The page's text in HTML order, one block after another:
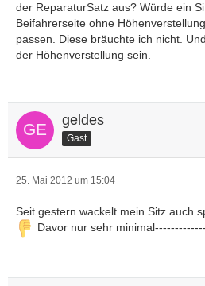
der ReparaturSatz aus? Würde ein
Beifahrerseite ohne
passen. Diese bräuchte ich nicht.
der Höhenverstellung sein.
geldes
Gast
25. Mai 2012 um 15:04
Seit gestern wackelt mein Sitz auch
Davor nur sehr